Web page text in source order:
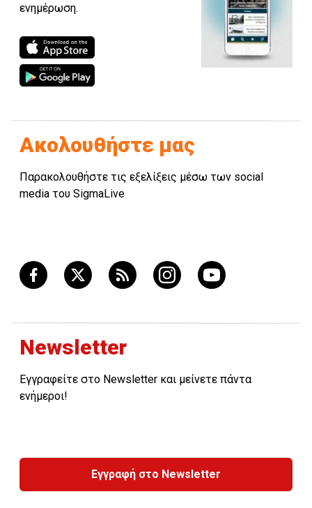
ενημέρωση.
Ακολουθήστε μας
Παρακολουθήστε τις εξελίξεις μέσω των social
media του SigmaLive
Newsletter
Εγγραφείτε στο Newsletter και μείνετε πάντα
ενήμεροι!
Εγγραφή στο Newsletter